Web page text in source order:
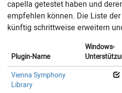
capella getestet haben und
empfehlen können. Die Liste
künftig schrittweise erweitern
Plugin-Name
Windows-
Vienna Symphony
Library